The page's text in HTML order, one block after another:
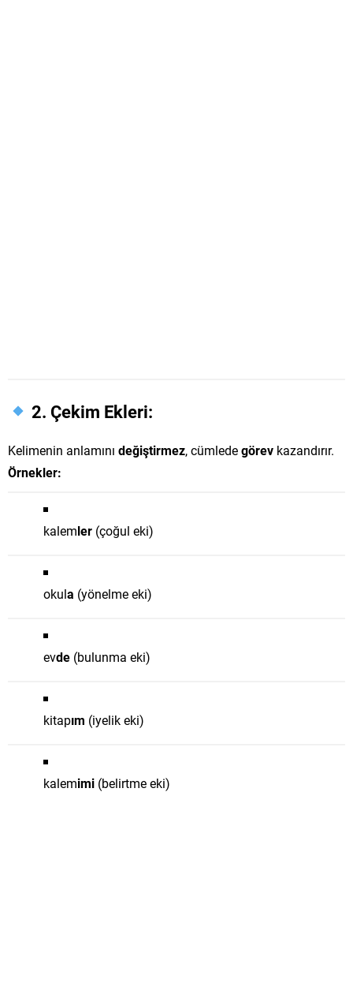
2. Çekim Ekleri:
Kelimenin anlamını değiştirmez, cümledegörev kazandırır.
Örnekler:
kalemler (çoğul eki)
okula (yönelme eki)
evde (bulunma eki)
kitapım (iyelik eki)
kalemimi (belirtme eki)